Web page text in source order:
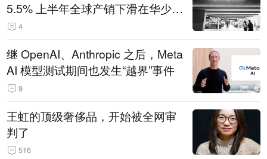
5.5% 上半年全球产销下滑在华少卖
14.3万辆
4
继 OpenAI、Anthropic 之后，Meta
AI 模型测试期间也发生“越界”事件
9
王虹的顶级奢侈品，开始被全网审
判了
516